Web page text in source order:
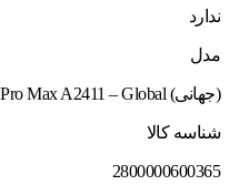
ندارد
مدل
(جهانی) Apple iPhone 12 Pro Max A2411 – Global
شناسه کالا
2800000600365